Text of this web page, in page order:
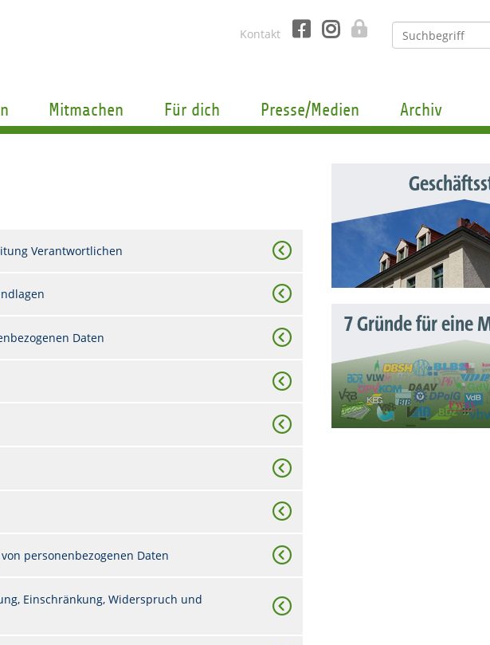
Kontakt
Mitmachen Für dich Presse/Medien Archiv
Verantwortlichen
Daten
personenbezogenen Daten
Einschränkung, Widerspruch und
7 Gründe für eine